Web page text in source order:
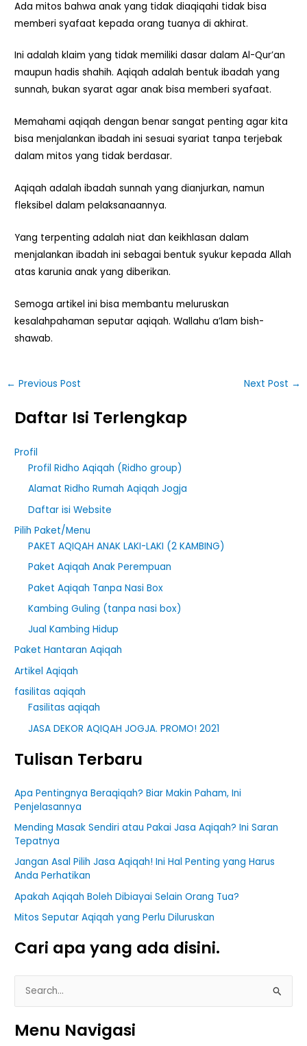
Ada mitos bahwa anak yang tidak diaqiqahi tidak bisa
memberi syafaat kepada orang tuanya di akhirat.
Ini adalah klaim yang tidak memiliki dasar dalam Al-Qur’an
maupun hadis shahih. Aqiqah adalah bentuk ibadah yang
sunnah, bukan syarat agar anak bisa memberi syafaat.
Memahami aqiqah dengan benar sangat penting agar kita
bisa menjalankan ibadah ini sesuai syariat tanpa terjebak
dalam mitos yang tidak berdasar.
Aqiqah adalah ibadah sunnah yang dianjurkan, namun
fleksibel dalam pelaksanaannya.
Yang terpenting adalah niat dan keikhlasan dalam
menjalankan ibadah ini sebagai bentuk syukur kepada Allah
atas karunia anak yang diberikan.
Semoga artikel ini bisa membantu meluruskan
kesalahpahaman seputar aqiqah. Wallahu a’lam bish-
shawab.
← Previous Post Next Post →
Daftar Isi Terlengkap
Profil
Profil Ridho Aqiqah (Ridho group)
Alamat Ridho Rumah Aqiqah Jogja
Daftar isi Website
Pilih Paket/Menu
PAKET AQIQAH ANAK LAKI-LAKI (2 KAMBING)
Paket Aqiqah Anak Perempuan
Paket Aqiqah Tanpa Nasi Box
Kambing Guling (tanpa nasi box)
Jual Kambing Hidup
Paket Hantaran Aqiqah
Artikel Aqiqah
fasilitas aqiqah
Fasilitas aqiqah
JASA DEKOR AQIQAH JOGJA. PROMO! 2021
Tulisan Terbaru
Apa Pentingnya Beraqiqah? Biar Makin Paham, Ini
Penjelasannya
Mending Masak Sendiri atau Pakai Jasa Aqiqah? Ini Saran
Tepatnya
Jangan Asal Pilih Jasa Aqiqah! Ini Hal Penting yang Harus
Anda Perhatikan
Apakah Aqiqah Boleh Dibiayai Selain Orang Tua?
Mitos Seputar Aqiqah yang Perlu Diluruskan
Cari apa yang ada disini.
a
Menu Navigasi